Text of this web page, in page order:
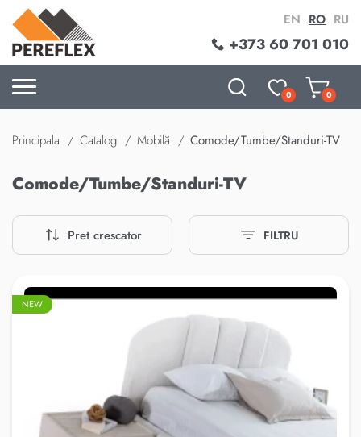
+373 60 701 010
EN RO RU
0 0
Principala Catalog Mobilă Comode/Tumbe/Standuri-TV
Comode/Tumbe/Standuri-TV
Pret crescator FILTRU
NEW